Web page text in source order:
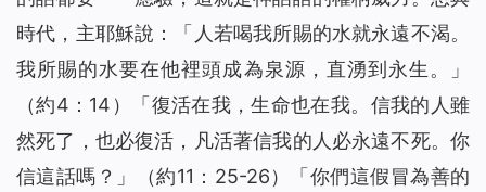
時代，主耶穌說：「 人若喝我所賜的水就永遠不渴。
我所賜的水要在他裡頭成為泉源，直湧到永生。
」
（約4：14）「 復活在我，生命也在我。信我的人雖
然死了，也必復活，凡活著信我的人必永遠不死。你
信這話嗎？ 」（約11：25-26）「 你們這假冒為善的